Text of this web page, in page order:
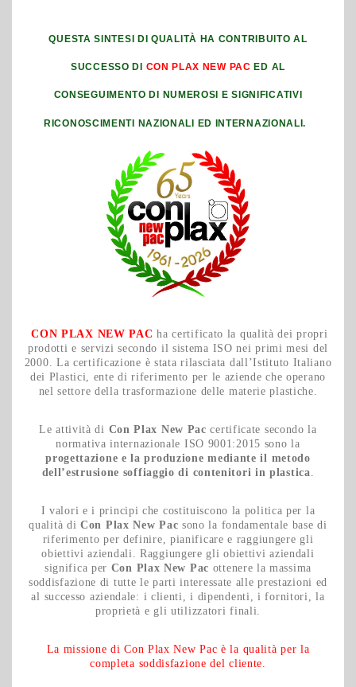
QUESTA SINTESI DI QUALITÀ HA CONTRIBUITO AL
SUCCESSO DI CON PLAX NEW PAC ED AL
CONSEGUIMENTO DI NUMEROSI E SIGNIFICATIVI
RICONOSCIMENTI NAZIONALI ED INTERNAZIONALI.
CON PLAX NEW PAC ha certificato la qualità dei propri
prodotti e servizi secondo il sistema ISO nei primi mesi del
2000. La certificazione è stata rilasciata dall’Istituto Italiano
dei Plastici, ente di riferimento per le aziende che operano
nel settore della trasformazione delle materie plastiche.
Le attività di Con Plax New Pac certificate secondo la
normativa internazionale ISO 9001:2015 sono la
progettazione e la produzione mediante il metodo
dell’estrusione soffiaggio di contenitori in plastica.
I valori e i principi che costituiscono la politica per la
qualità diCon Plax New Pac sono la fondamentale base di
riferimento per definire, pianificare e raggiungere gli
obiettivi aziendali. Raggiungere gli obiettivi aziendali
significa per Con Plax New Pac ottenere la massima
soddisfazione di tutte le parti interessate alle prestazioni ed
al successo aziendale: i clienti, i dipendenti, i fornitori, la
proprietà e gli utilizzatori finali.
La missione di Con Plax New Pac è la qualità per la
completa soddisfazione del cliente.